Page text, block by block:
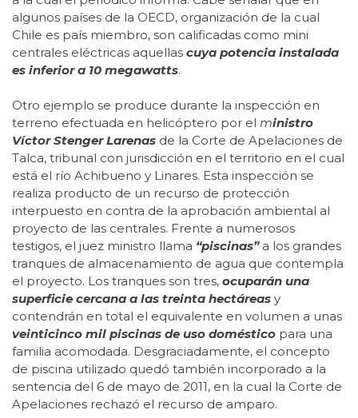
algunos países de la OECD, organización de la cual
Chile es país miembro, son calificadas como mini
centrales eléctricas aquellas cuya potencia instalada
es inferior a 10 megawatts.
Otro ejemplo se produce durante la inspección en
terreno efectuada en helicóptero por el ministro
Víctor Stenger Larenas de la Corte de Apelaciones de
Talca, tribunal con jurisdicción en el territorio en el cual
está el río Achibueno y Linares. Esta inspección se
realiza producto de un recurso de protección
interpuesto en contra de la aprobación ambiental al
proyecto de las centrales. Frente a numerosos
testigos, el juez ministro llama “piscinas”a los grandes
tranques de almacenamiento de agua que contempla
el proyecto. Los tranques son tres, ocuparán una
superficie cercana a las treinta hectáreas y
contendrán en total el equivalente en volumen a unas
veinticinco mil piscinas de uso doméstico para una
familia acomodada. Desgraciadamente, el concepto
de piscina utilizado quedó también incorporado a la
sentencia del 6 de mayo de 2011, en la cual la Corte de
Apelaciones rechazó el recurso de amparo.